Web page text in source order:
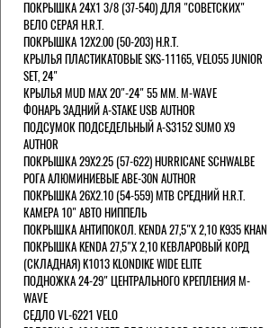
ПОКРЫШКА 24X1 3/8 (37-540) ДЛЯ "СОВЕТСКИХ"
ВЕЛО СЕРАЯ H.R.T.
ПОКРЫШКА 12X2.00 (50-203) H.R.T.
КРЫЛЬЯ ПЛАСТИКАТОВЫЕ SKS-11165, VELO55 JUNIOR
SET, 24"
КРЫЛЬЯ MUD MAX 20"-24" 55 ММ. M-WAVE
ФОНАРЬ ЗАДНИЙ A-STAKE USB AUTHOR
ПОДСУМОК ПОДСЕДЕЛЬНЫЙ A-S3152 SUMO X9
AUTHOR
ПОКРЫШКА 29X2.25 (57-622) HURRICANE SCHWALBE
РОГА АЛЮМИНИЕВЫЕ ABE-30N AUTHOR
ПОКРЫШКА 26X2.10 (54-559) MTB СРЕДНИЙ H.R.T.
КАМЕРА 10" АВТО НИППЕЛЬ
ПОКРЫШКА АНТИПОКОЛ. KENDA 27,5"Х 2,10 K935 KHAN
ПОКРЫШКА KENDA 27,5"Х 2,10 КЕВЛАРОВЫЙ КОРД
(СКЛАДНАЯ) K1013 KLONDIKE WIDE ELITE
ПОДНОЖКА 24-29" ЦЕНТРАЛЬНОГО КРЕПЛЕНИЯ M-
WAVE
СЕДЛО VL-6221 VELO